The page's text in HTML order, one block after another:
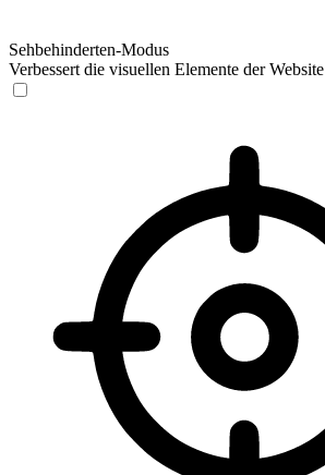
Sehbehinderten-Modus
Verbessert die visuellen Elemente der Website